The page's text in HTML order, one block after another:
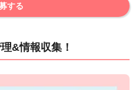
する
&情報収集！